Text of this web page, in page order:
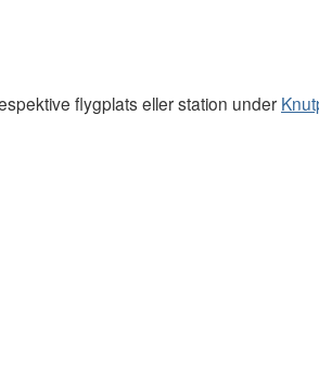
flygplats eller station under